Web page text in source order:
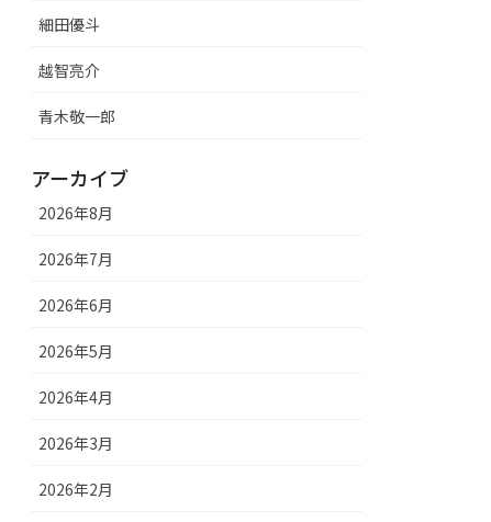
細田優斗
越智亮介
青木敬一郎
アーカイブ
2026年8月
2026年7月
2026年6月
2026年5月
2026年4月
2026年3月
2026年2月